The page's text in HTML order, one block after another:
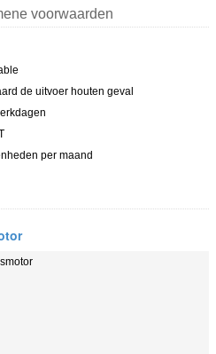
voorwaarden
de uitvoer houten geval
per maand